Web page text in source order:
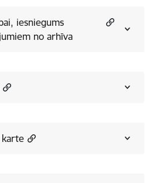
iesniegums
no arhīva
karte